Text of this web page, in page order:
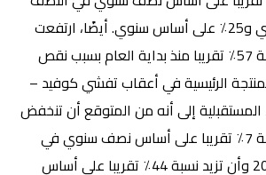
الثاني من العام الجاري و25٪ على أساس سنوي. أيضًا، ارتفعت
أسعار زيت النخيل بنسبة 57٪ تقريبا منذ بداية العام بسبب نقص
الرئيسية في أعقاب تفشي كوفيد –
المستقبلية إلى أنه من المتوقع أن تنخفض
أسعار زيت النخيل بنسبة 7٪ تقريبا على أساس نصف سنوي في
النصف الثاني من 2021 وأن تزيد نسبة 44٪ تقريبا على أساس